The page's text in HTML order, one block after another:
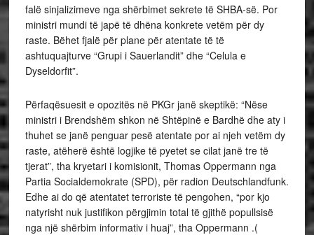
falë sinjalizimeve nga shërbimet sekrete të SHBA-së. Por
ministri mundi të japë të dhëna konkrete vetëm për dy
raste. Bëhet fjalë për plane për atentate të të
ashtuquajturve “Grupi i Sauerlandit” dhe “Celula e
Dyseldorfit”.
Përfaqësuesit e opozitës në PKGr janë skeptikë: “Nëse
ministri i Brendshëm shkon në Shtëpinë e Bardhë dhe aty i
thuhet se janë penguar pesë atentate por ai njeh vetëm dy
raste, atëherë është logjike të pyetet se cilat janë tre të
tjerat”, tha kryetari i komisionit, Thomas Oppermann nga
Partia Socialdemokrate (SPD), për radion Deutschlandfunk.
Edhe ai do që atentatet terroriste të pengohen, “por kjo
natyrisht nuk justifikon përgjimin total të gjithë popullsisë
nga një shërbim informativ i huaj”, tha Oppermann .(